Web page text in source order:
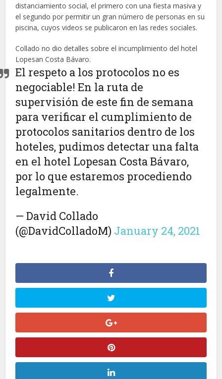
distanciamiento social, el primero con una fiesta masiva y
el segundo por permitir un gran número de personas en su
piscina, cuyos videos se publicaron en las redes sociales.
Collado no dio detalles sobre el incumplimiento del hotel
Lopesan Costa Bávaro.
El respeto a los protocolos no es
negociable! En la ruta de
supervisión de este fin de semana
para verificar el cumplimiento de
protocolos sanitarios dentro de los
hoteles, pudimos detectar una falta
en el hotel Lopesan Costa Bávaro,
por lo que estaremos procediendo
legalmente.
— David Collado
(@DavidColladoM) January 24, 2021